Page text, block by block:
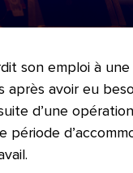
son emploi à
après avoir eu
d’une
période